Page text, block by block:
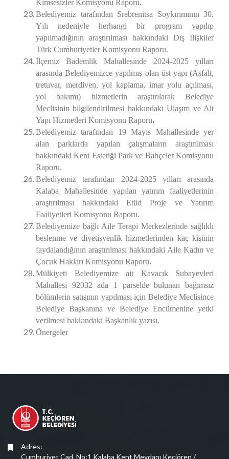
Kimsesizler Komisyonu Raporu.
Belediyemiz tarafından Srebrenitsa Soykırımının 30.
Yılı nedeniyle herhangi bir program yapılıp
yapılmadığının araştırılması hakkındaki Dış İlişkiler
Türk Cumhuriyetler Komisyonu Raporu.
İlçemiz Bademlik Mahallesinde 2024-2025 yılları
arasında Belediyemizce yapılmış olan üst yapı (Asfalt,
tretuvar, merdiven, yol kaplama, imar yolu açılması,
yol bakımı) hizmetlerin araştırılarak Belediye
Meclisinin bilgilendirilmesi hakkındaki Ulaşım ve Alt
Yapı Hizmetleri Komisyonu Raporu.
Belediyemiz tarafından 19 Mayıs Mahallesinde yer
alan parklarda yapılan çalışmaların araştırılması
hakkındaki Kent Estetiği Park ve Bahçeler Komisyonu
Raporu.
Belediyemiz tarafından 2024-2025 yılları arasında
Kalaba Mahallesinde yapılan yatırım faaliyetlerinin
araştırılması hakkındaki Etüd Proje ve Yatırım
Faaliyetleri Komisyonu Raporu.
Belediyemize bağlı Aile Terapi Merkezlerinde sağlıklı
beslenme ve diyetisyenlik hizmetlerinden kaç kişinin
faydalandığının araştırılması hakkındaki Aile Kadın ve
Çocuk Hakları Komisyonu Raporu.
Mülkiyeti Belediyemize ait Kavacık Subayevleri
Mahallesi 92032 ada 1 parselde bulunan bağımsız
bölümlerin satışının yapılması için Belediye Meclisince
Belediye Başkanına ve Belediye Encümenine yetki
verilmesi hakkındaki Başkanlık yazısı.
Önergeler
Adres:
Cumhuriyet Cad. No:1 Kalaba Kent Meydanı Keçiören /